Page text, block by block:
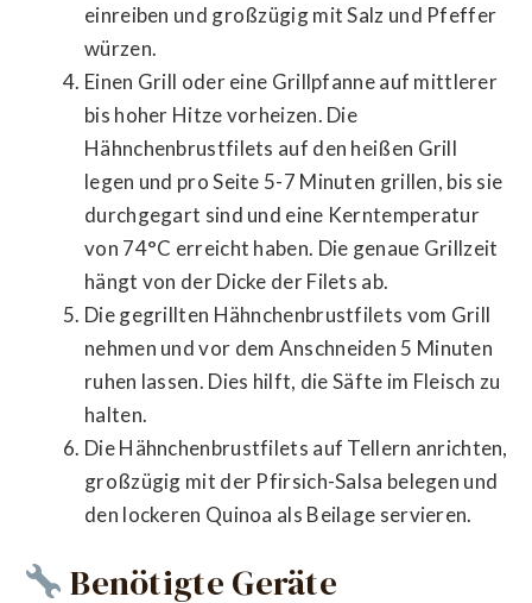
einreiben und großzügig mit Salz und Pfeffer
würzen.
Einen Grill oder eine Grillpfanne auf mittlerer
bis hoher Hitze vorheizen. Die
Hähnchenbrustfilets auf den heißen Grill
legen und pro Seite 5-7 Minuten grillen, bis sie
durchgegart sind und eine Kerntemperatur
von 74°C erreicht haben. Die genaue Grillzeit
hängt von der Dicke der Filets ab.
Die gegrillten Hähnchenbrustfilets vom Grill
nehmen und vor dem Anschneiden 5 Minuten
ruhen lassen. Dies hilft, die Säfte im Fleisch zu
halten.
Die Hähnchenbrustfilets auf Tellern anrichten,
großzügig mit der Pfirsich-Salsa belegen und
den lockeren Quinoa als Beilage servieren.
Benötigte Geräte